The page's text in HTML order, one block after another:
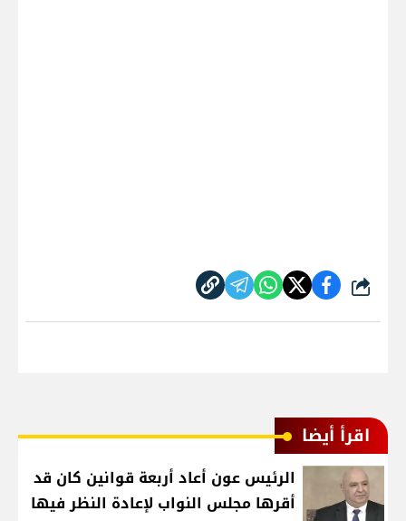
شارك
اقرأ أيضا
الرئيس عون أعاد أربعة قوانين كان قد
أقرها مجلس النواب لإعادة النظر فيها